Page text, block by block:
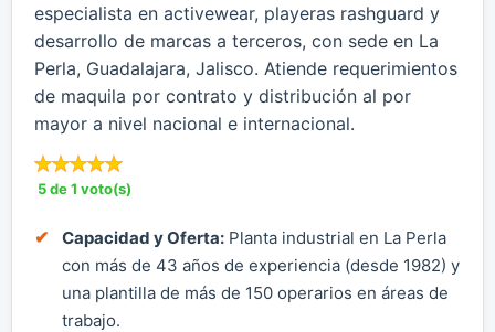
especialista en activewear, playeras rashguard y
desarrollo de marcas a terceros, con sede en La
Perla, Guadalajara, Jalisco. Atiende requerimientos
de maquila por contrato y distribución al por
mayor a nivel nacional e internacional.
5 de 1 voto(s)
Capacidad y Oferta: Planta industrial en La Perla
con más de 43 años de experiencia (desde 1982) y
una plantilla de más de 150 operarios en áreas de
trabajo.